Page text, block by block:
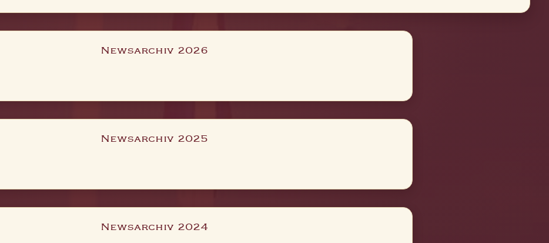
Newsarchiv 2026
Newsarchiv 2025
Newsarchiv 2024